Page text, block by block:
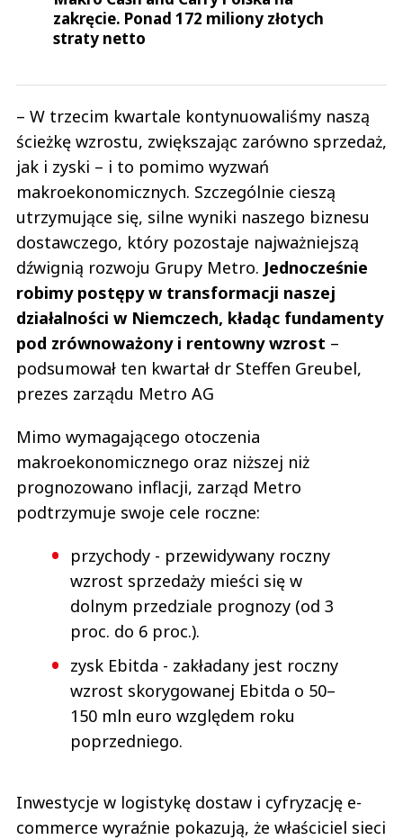
zakręcie. Ponad 172 miliony złotych
straty netto
– W trzecim kwartale kontynuowaliśmy naszą
ścieżkę wzrostu, zwiększając zarówno sprzedaż,
jak i zyski – i to pomimo wyzwań
makroekonomicznych. Szczególnie cieszą
utrzymujące się, silne wyniki naszego biznesu
dostawczego, który pozostaje najważniejszą
dźwignią rozwoju Grupy Metro. Jednocześnie
robimy postępy w transformacji naszej
działalności w Niemczech, kładąc fundamenty
pod zrównoważony i rentowny wzrost –
podsumował ten kwartał dr Steffen Greubel,
prezes zarządu Metro AG
Mimo wymagającego otoczenia
makroekonomicznego oraz niższej niż
prognozowano inflacji, zarząd Metro
podtrzymuje swoje cele roczne:
przychody - przewidywany roczny
wzrost sprzedaży mieści się w
dolnym przedziale prognozy (od 3
proc. do 6 proc.).
zysk Ebitda - zakładany jest roczny
wzrost skorygowanej Ebitda o 50–
150 mln euro względem roku
poprzedniego.
Inwestycje w logistykę dostaw i cyfryzację e-
commerce wyraźnie pokazują, że właściciel sieci